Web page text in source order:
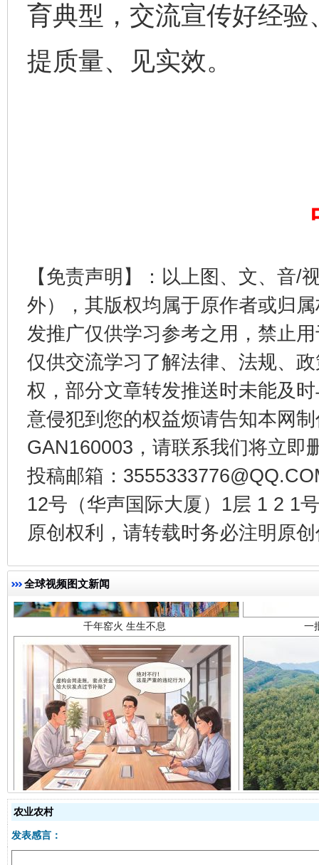
育典型，交流宣传好经
提质量、见实效。
【免责声明】：以上图、文、音/
外），其版权均属于原作者或归
发推广仅供学习参考之用，禁止
仅供交流学习了解法律、法规、
权，部分文章转发推送时未能及
意侵犯到您的权益烦请告知本网
GAN160003，请联系我们将立即
投稿邮箱：
12号（华声国际大厦）1层 1 2 1
原创权利，请转载时务必注明原
全球视频图文新闻
千年窑火 生生不息 一
揭开“小金库”的免责幌子
农业农村
发表感言：